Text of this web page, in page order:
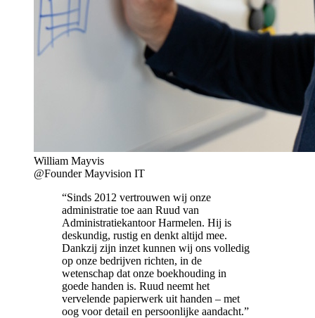
William Mayvis
@Founder Mayvision IT
“Sinds 2012 vertrouwen wij onze
administratie toe aan Ruud van
Administratiekantoor Harmelen. Hij is
deskundig, rustig en denkt altijd mee.
Dankzij zijn inzet kunnen wij ons volledig
op onze bedrijven richten, in de
wetenschap dat onze boekhouding in
goede handen is. Ruud neemt het
vervelende papierwerk uit handen – met
oog voor detail en persoonlijke aandacht.”